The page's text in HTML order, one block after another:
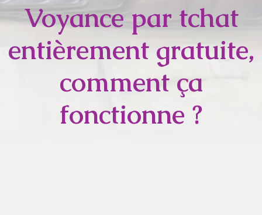
Voyance par tchat
entièrement gratuite,
comment ça
fonctionne ?